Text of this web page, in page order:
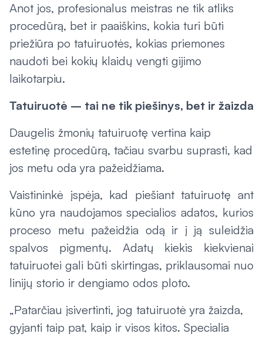
Anot jos, profesionalus meistras ne tik atliks
procedūrą, bet ir paaiškins, kokia turi būti
priežiūra po tatuiruotės, kokias priemones
naudoti bei kokių klaidų vengti gijimo
laikotarpiu.
Tatuiruotė – tai ne tik piešinys, bet ir žaizda
Daugelis žmonių tatuiruotę vertina kaip
estetinę procedūrą, tačiau svarbu suprasti, kad
jos metu oda yra pažeidžiama.
Vaistininkė įspėja, kad piešiant tatuiruotę ant
kūno yra naudojamos specialios adatos, kurios
proceso metu pažeidžia odą ir į ją suleidžia
spalvos pigmentų. Adatų kiekis kiekvienai
tatuiruotei gali būti skirtingas, priklausomai nuo
linijų storio ir dengiamo odos ploto.
„Patarčiau įsivertinti, jog tatuiruotė yra žaizda,
gyjanti taip pat, kaip ir visos kitos. Specialia